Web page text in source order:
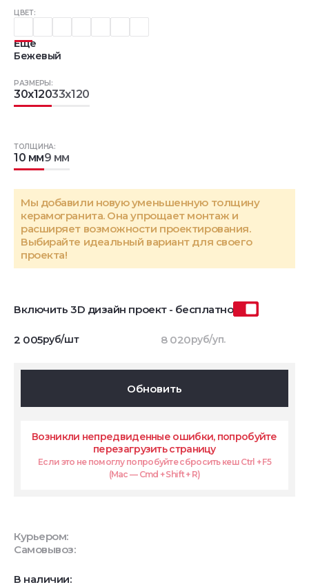
ЦВЕТ:
Еще
Бежевый
РАЗМЕРЫ:
30x12033x120
ТОЛЩИНА:
10 мм9 мм
Мы добавили новую уменьшенную толщину
керамогранита. Она упрощает монтаж и
расширяет возможности проектирования.
Выбирайте идеальный вариант для своего
проекта!
Включить 3D дизайн проект - бесплатно
2 005руб/шт 8 020руб/уп.
Обновить
Возникли непредвиденные ошибки, попробуйте
перезагрузить страницу
Если это не помоглу попробуйте сбросить кеш Ctrl + F5
(Mac — Cmd + Shift + R)
Курьером:
Самовывоз:
В наличии: